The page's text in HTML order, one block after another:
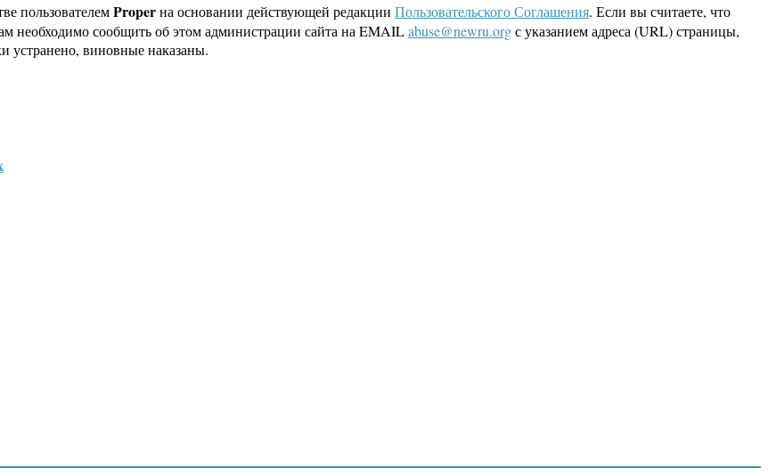
пользователемProperна основании действующей редакции Пользовательского Соглашения. Если вы считаете, что
необходимо сообщить об этом администрации сайта на EMAILabuse@newru.orgс указанием адреса (URL) страницы,
устранено, виновные наказаны.